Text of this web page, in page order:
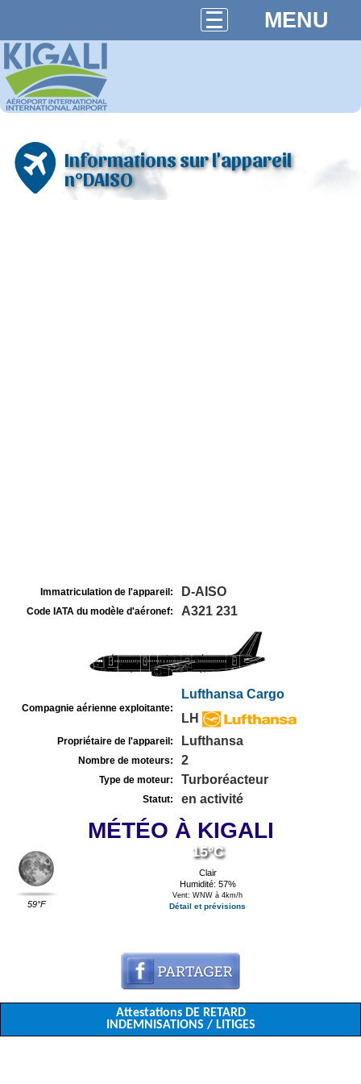
MENU
Informations sur l'appareil
n°DAISO
Immatriculation de l'appareil: D-AISO
Code IATA du modèle d'aéronef: A321 231
Compagnie aérienne exploitante:
Lufthansa Cargo
LH
Propriétaire de l'appareil: Lufthansa
Nombre de moteurs: 2
Type de moteur: Turboréacteur
Statut: en activité
MÉTÉO À KIGALI
59°F
15°C
Clair
Humidité: 57%
Vent: WNW à 4km/h
Détail et prévisions
Attestations DE RETARD
INDEMNISATIONS / LITIGES